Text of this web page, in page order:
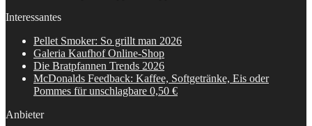
Interessantes
Pellet Smoker: So grillt man 2026
Galeria Kaufhof Online-Shop
Die Bratpfannen Trends 2026
McDonalds Feedback: Kaffee, Softgetränke, Eis oder
Pommes für unschlagbare 0,50 €
Anbieter